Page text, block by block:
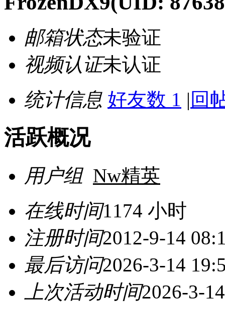
邮箱状态未验证
视频认证未认证
统计信息 好友数 1 | 回
活跃概况
用户组 Nw精英
在线时间1174 小时
注册时间2012-9-14
最后访问2026-3-14
上次活动时间2026-3-